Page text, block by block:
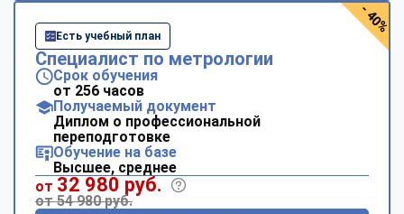
Есть учебный план
Специалист по метрологии
Срок обучения
от 256 часов
Получаемый документ
Диплом о профессиональной
переподготовке
Обучение на базе
Высшее, среднее
от 32 980 руб.
от 54 980 руб.
- 40%